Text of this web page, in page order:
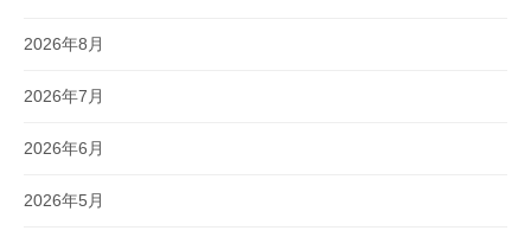
2026年8月
2026年7月
2026年6月
2026年5月